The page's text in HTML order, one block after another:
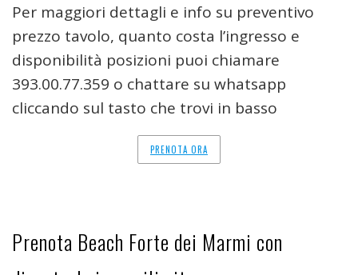
Per maggiori dettagli e info su preventivo
prezzo tavolo, quanto costa l’ingresso e
disponibilità posizioni puoi chiamare
393.00.77.359 o chattare su whatsapp
cliccando sul tasto che trovi in basso
PRENOTA ORA
Prenota Beach Forte dei Marmi con